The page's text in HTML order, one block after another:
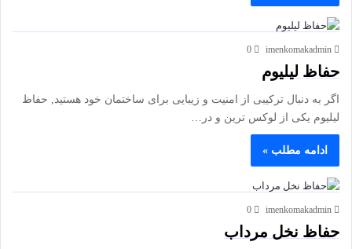
imenkomakadmin
0
حفاظ لیلیوم
اگر به دنبال ترکیبی از امنیت و زیبایی برای ساختمان خود هستید, حفاظ
لیلیوم یکی از لوکس ترین و در…
ادامه مطلب »
imenkomakadmin
0
حفاظ نخل مرداب